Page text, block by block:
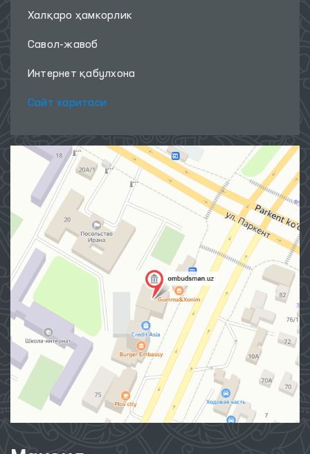
Халқаро ҳамкорлик
Савол-жавоб
Интернет қабулхона
Сайт харитаси